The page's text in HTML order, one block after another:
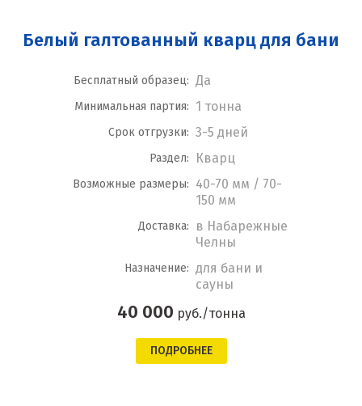
Белый галтованный кварц для бани
Бесплатный образец: Да
Минимальная партия: 1 тонна
Срок отгрузки: 3-5 дней
Раздел: Кварц
Возможные размеры: 40-70 мм / 70-
150 мм
Доставка:
в Набарежные
Челны
Назначение: для бани и
сауны
40 000 руб./тонна
ПОДРОБНЕЕ